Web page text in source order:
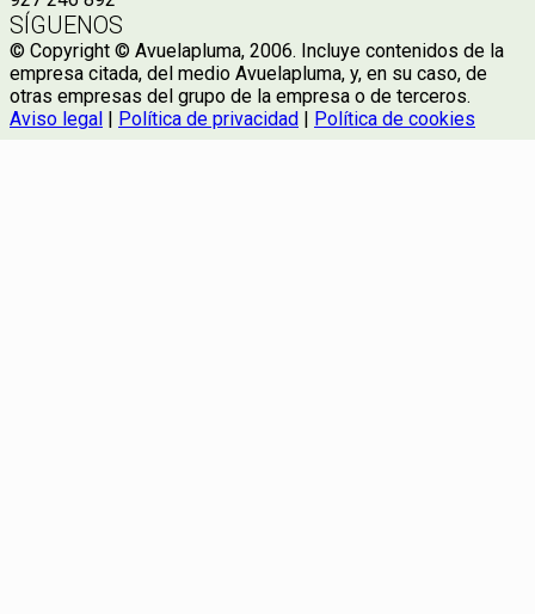
SÍGUENOS
© Copyright © Avuelapluma, 2006. Incluye contenidos de la
empresa citada, del medio Avuelapluma, y, en su caso, de
otras empresas del grupo de la empresa o de terceros.
Aviso legal | Política de privacidad | Política de cookies